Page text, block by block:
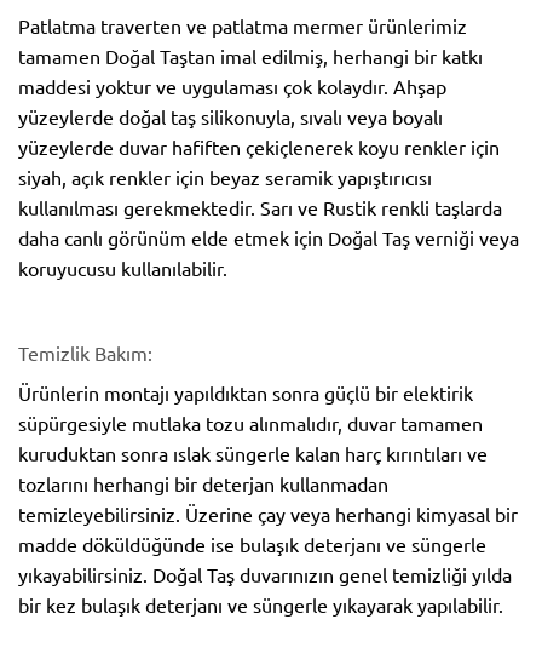
Patlatma traverten ve patlatma mermer ürünlerimiz
tamamen Doğal Taştan imal edilmiş, herhangi bir katkı
maddesi yoktur ve uygulaması çok kolaydır. Ahşap
yüzeylerde doğal taş silikonuyla, sıvalı veya boyalı
yüzeylerde duvar hafiften çekiçlenerek koyu renkler için
siyah, açık renkler için beyaz seramik yapıştırıcısı
kullanılması gerekmektedir. Sarı ve Rustik renkli taşlarda
daha canlı görünüm elde etmek için Doğal Taş verniği veya
koruyucusu kullanılabilir.
Temizlik Bakım:
Ürünlerin montajı yapıldıktan sonra güçlü bir elektirik
süpürgesiyle mutlaka tozu alınmalıdır, duvar tamamen
kuruduktan sonra ıslak süngerle kalan harç kırıntıları ve
tozlarını herhangi bir deterjan kullanmadan
temizleyebilirsiniz. Üzerine çay veya herhangi kimyasal bir
madde döküldüğünde ise bulaşık deterjanı ve süngerle
yıkayabilirsiniz. Doğal Taş duvarınızın genel temizliği yılda
bir kez bulaşık deterjanı ve süngerle yıkayarak yapılabilir.